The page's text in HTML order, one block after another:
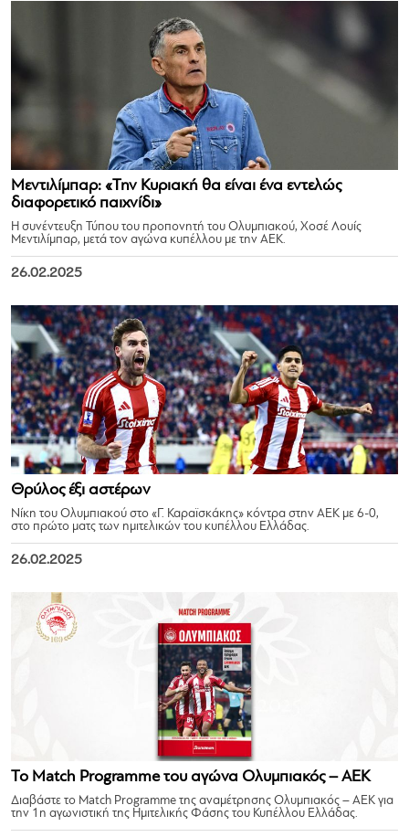
Μεντιλίμπαρ: «Την Κυριακή θα είναι ένα εντελώς
διαφορετικό παιχνίδι»
Η συνέντευξη Τύπου του προπονητή του Ολυμπιακού, Χοσέ Λουίς
Μεντιλίμπαρ, μετά τον αγώνα κυπέλλου με την ΑΕΚ.
26.02.2025
Θρύλος έξι αστέρων
Νίκη του Ολυμπιακού στο «Γ. Καραϊσκάκης» κόντρα στην ΑΕΚ με 6-0,
στο πρώτο ματς των ημιτελικών του κυπέλλου Ελλάδας.
26.02.2025
Το Match Programme του αγώνα Ολυμπιακός – ΑΕΚ
Διαβάστε το Match Programme της αναμέτρησης Ολυμπιακός – ΑΕΚ για
την 1η αγωνιστική της Ημιτελικής Φάσης του Κυπέλλου Ελλάδας.